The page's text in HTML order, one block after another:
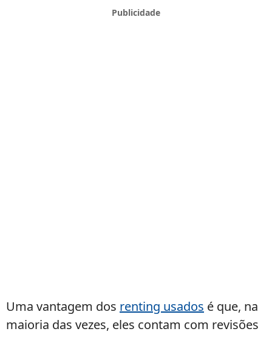
Uma vantagem dos renting usados é que, na
maioria das vezes, eles contam com revisões